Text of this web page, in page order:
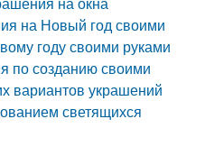
на Новый год своими
году своими руками
по созданию своими
вариантов украшений
светящихся